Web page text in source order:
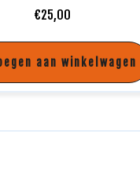
€25,00
aan winkelwagen